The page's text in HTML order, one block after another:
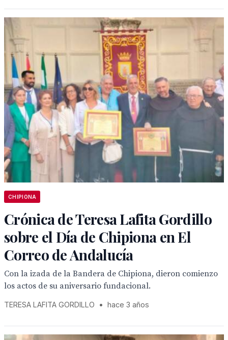
CHIPIONA
Crónica de Teresa Lafita Gordillo
sobre el Día de Chipiona en El
Correo de Andalucía
Con la izada de la Bandera de Chipiona, dieron comienzo
los actos de su aniversario fundacional.
TERESA LAFITA GORDILLO • hace 3 años